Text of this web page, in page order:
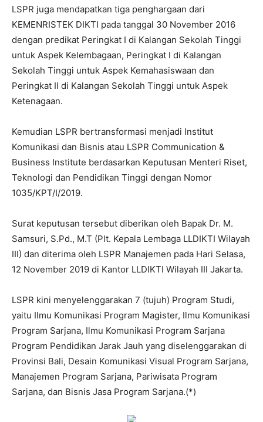
LSPR juga mendapatkan tiga penghargaan dari
KEMENRISTEK DIKTI pada tanggal 30 November 2016
dengan predikat Peringkat I di Kalangan Sekolah Tinggi
untuk Aspek Kelembagaan, Peringkat I di Kalangan
Sekolah Tinggi untuk Aspek Kemahasiswaan dan
Peringkat II di Kalangan Sekolah Tinggi untuk Aspek
Ketenagaan.
Kemudian LSPR bertransformasi menjadi Institut
Komunikasi dan Bisnis atau LSPR Communication &
Business Institute berdasarkan Keputusan Menteri Riset,
Teknologi dan Pendidikan Tinggi dengan Nomor
1035/KPT/I/2019.
Surat keputusan tersebut diberikan oleh Bapak Dr. M.
Samsuri, S.Pd., M.T (Plt. Kepala Lembaga LLDIKTI Wilayah
III) dan diterima oleh LSPR Manajemen pada Hari Selasa,
12 November 2019 di Kantor LLDIKTI Wilayah III Jakarta.
LSPR kini menyelenggarakan 7 (tujuh) Program Studi,
yaitu Ilmu Komunikasi Program Magister, Ilmu Komunikasi
Program Sarjana, Ilmu Komunikasi Program Sarjana
Program Pendidikan Jarak Jauh yang diselenggarakan di
Provinsi Bali, Desain Komunikasi Visual Program Sarjana,
Manajemen Program Sarjana, Pariwisata Program
Sarjana, dan Bisnis Jasa Program Sarjana.(*)